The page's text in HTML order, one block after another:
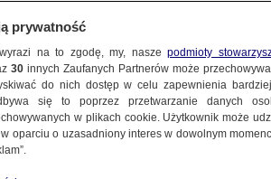
prywatność
na to zgodę, my, naszepodmioty
30 innych Zaufanych Partnerów może
do nich dostęp w celu zapewnienia
się to poprzez przetwarzanie danych
w plikach cookie. Użytkownik może
oparciu o uzasadniony interes w dowolnym